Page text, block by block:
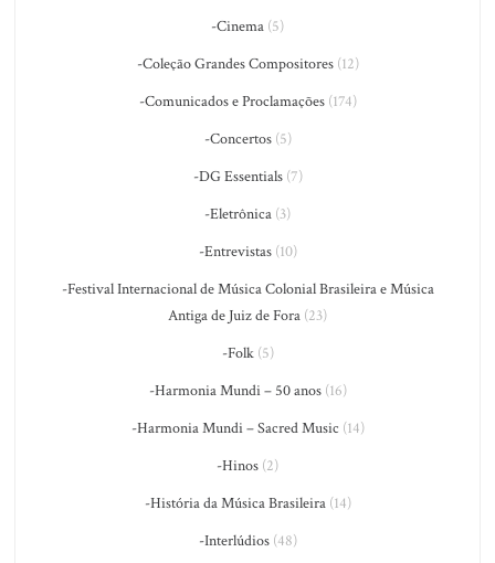
-Cinema (5)
-Coleção Grandes Compositores(12)
-Comunicados e Proclamações(174)
-Concertos(5)
-DG Essentials(7)
-Eletrônica (3)
-Entrevistas(10)
-Festival Internacional de Música Colonial Brasileira e Música
Antiga de Juiz de Fora (23)
-Folk(5)
-Harmonia Mundi – 50 anos(16)
-Harmonia Mundi – Sacred Music (14)
-Hinos (2)
-História da Música Brasileira(14)
-Interlúdios(48)